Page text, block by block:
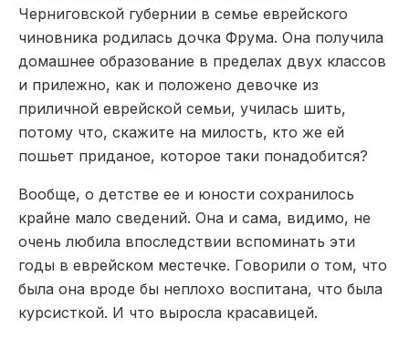
Черниговской губернии в семье еврейского
чиновника родилась дочка Фрума. Она получила
домашнее образование в пределах двух классов
и прилежно, как и положено девочке из
приличной еврейской семьи, училась шить,
потому что, скажите на милость, кто же ей
пошьет приданое, которое таки понадобится?
Вообще, о детстве ее и юности сохранилось
крайне мало сведений. Она и сама, видимо, не
очень любила впоследствии вспоминать эти
годы в еврейском местечке. Говорили о том, что
была она вроде бы неплохо воспитана, что была
курсисткой. И что выросла красавицей.